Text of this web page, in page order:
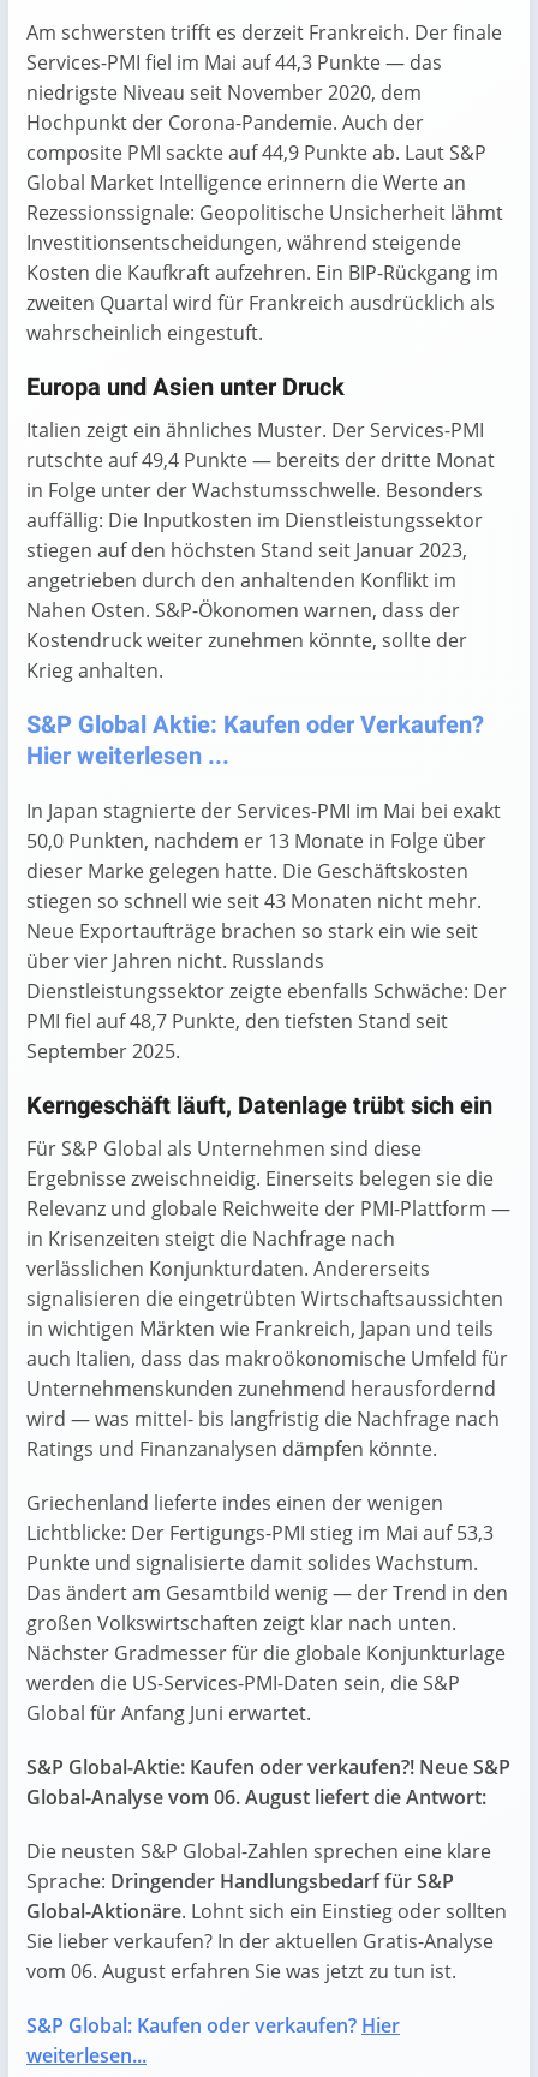
Am schwersten trifft es derzeit Frankreich. Der finale
Services-PMI fiel im Mai auf 44,3 Punkte — das
niedrigste Niveau seit November 2020, dem
Hochpunkt der Corona-Pandemie. Auch der
composite PMI sackte auf 44,9 Punkte ab. Laut S&P
Global Market Intelligence erinnern die Werte an
Rezessionssignale: Geopolitische Unsicherheit lähmt
Investitionsentscheidungen, während steigende
Kosten die Kaufkraft aufzehren. Ein BIP-Rückgang im
zweiten Quartal wird für Frankreich ausdrücklich als
wahrscheinlich eingestuft.
Europa und Asien unter Druck
Italien zeigt ein ähnliches Muster. Der Services-PMI
rutschte auf 49,4 Punkte — bereits der dritte Monat
in Folge unter der Wachstumsschwelle. Besonders
auffällig: Die Inputkosten im Dienstleistungssektor
stiegen auf den höchsten Stand seit Januar 2023,
angetrieben durch den anhaltenden Konflikt im
Nahen Osten. S&P-Ökonomen warnen, dass der
Kostendruck weiter zunehmen könnte, sollte der
Krieg anhalten.
S&P Global Aktie: Kaufen oder Verkaufen?
Hier weiterlesen ...
In Japan stagnierte der Services-PMI im Mai bei exakt
50,0 Punkten, nachdem er 13 Monate in Folge über
dieser Marke gelegen hatte. Die Geschäftskosten
stiegen so schnell wie seit 43 Monaten nicht mehr.
Neue Exportaufträge brachen so stark ein wie seit
über vier Jahren nicht. Russlands
Dienstleistungssektor zeigte ebenfalls Schwäche: Der
PMI fiel auf 48,7 Punkte, den tiefsten Stand seit
September 2025.
Kerngeschäft läuft, Datenlage trübt sich ein
Für S&P Global als Unternehmen sind diese
Ergebnisse zweischneidig. Einerseits belegen sie die
Relevanz und globale Reichweite der PMI-Plattform —
in Krisenzeiten steigt die Nachfrage nach
verlässlichen Konjunkturdaten. Andererseits
signalisieren die eingetrübten Wirtschaftsaussichten
in wichtigen Märkten wie Frankreich, Japan und teils
auch Italien, dass das makroökonomische Umfeld für
Unternehmenskunden zunehmend herausfordernd
wird — was mittel- bis langfristig die Nachfrage nach
Ratings und Finanzanalysen dämpfen könnte.
Griechenland lieferte indes einen der wenigen
Lichtblicke: Der Fertigungs-PMI stieg im Mai auf 53,3
Punkte und signalisierte damit solides Wachstum.
Das ändert am Gesamtbild wenig — der Trend in den
großen Volkswirtschaften zeigt klar nach unten.
Nächster Gradmesser für die globale Konjunkturlage
werden die US-Services-PMI-Daten sein, die S&P
Global für Anfang Juni erwartet.
S&P Global-Aktie: Kaufen oder verkaufen?! Neue S&P
Global-Analyse vom 06. August liefert die Antwort:
Die neusten S&P Global-Zahlen sprechen eine klare
Sprache: Dringender Handlungsbedarf für S&P
Global-Aktionäre. Lohnt sich ein Einstieg oder sollten
Sie lieber verkaufen? In der aktuellen Gratis-Analyse
vom 06. August erfahren Sie was jetzt zu tun ist.
S&P Global: Kaufen oder verkaufen? Hier
weiterlesen...